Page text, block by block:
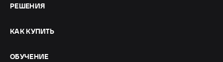
РЕШЕНИЯ
КАК КУПИТЬ
ОБУЧЕНИЕ